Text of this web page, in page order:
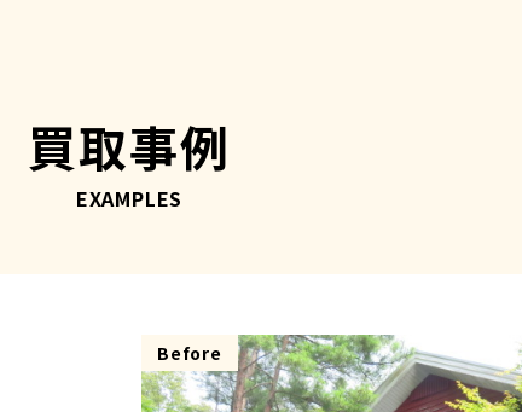
買取事例
EXAMPLES
Before